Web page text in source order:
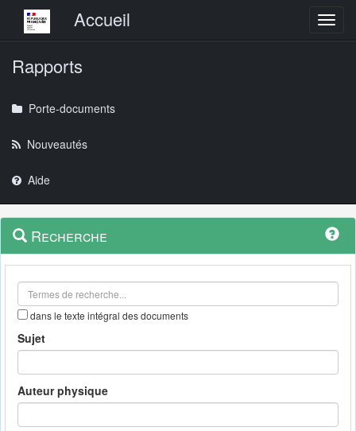
Menu principalAccueil
Rapports
Porte-documents
Nouveautés
Aide
Navigation
outils
Menu
contextuel
Recherche
dans le texte intégral des documents
Sujet
Auteur physique